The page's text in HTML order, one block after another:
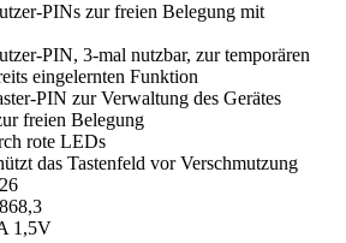
PINs zur freien Belegung mit
PIN, 3-mal nutzbar, zur temporären
eingelernten Funktion
PIN zur Verwaltung des Gerätes
freien Belegung
rote LEDs
das Tastenfeld vor Verschmutzung
1,5V